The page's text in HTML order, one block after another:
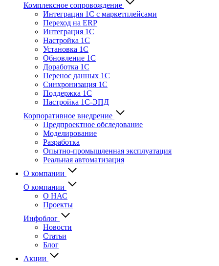
Комплексное сопровождение
Интеграция 1С с маркетплейсами
Переход на ERP
Интеграция 1С
Настройка 1С
Установка 1С
Обновление 1С
Доработка 1С
Перенос данных 1С
Синхронизация 1С
Поддержка 1С
Настройка 1С-ЭПД
Корпоративное внедрение
Предпроектное обследование
Моделирование
Разработка
Опытно-промышленная эксплуатация
Реальная автоматизация
О компании
О компании
О НАС
Проекты
Инфоблог
Новости
Статьи
Блог
Акции